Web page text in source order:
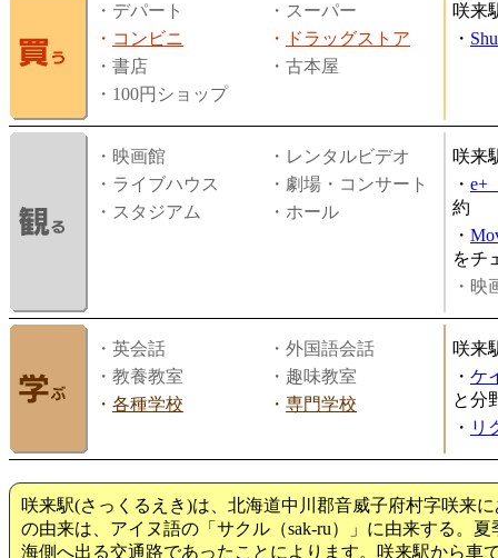
・デパート
・スーパー
・ コンビニ ・
ドラッグストア
・書店
・古本屋
・100円ショップ
咲来
・
・映画館
・レンタルビデオ
・ライブハウス
・劇場・コンサート
・スタジアム
・ホール
咲来
・ e+
約
・
をチ
・映
・英会話
・外国語会話
・教養教室
・趣味教室
・ 各種学校 ・ 専門学校
咲来
・ ケ
と分
・ リ
咲来駅(さっくるえき)は、北海道中川郡音威子府村字咲来
の由来は、アイヌ語の「サクル（sak-ru）」に由来する。
海側へ出る交通路であったことによります。咲来駅から車